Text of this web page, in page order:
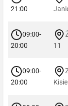
21:00
09:00-
20:00
11
09:00-
20:00